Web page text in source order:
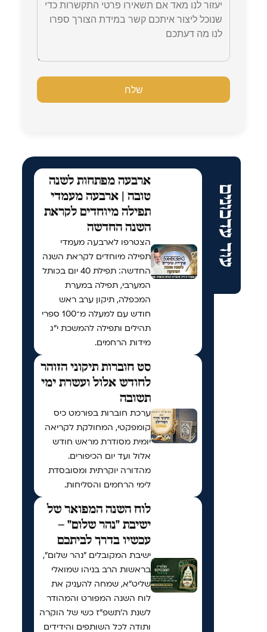
עוד עדכונים
ארבעה מפתחות לשנה
טובה | ארבעה מעמדי
תפילה מיוחדים לקראת
השנה החדשה
הצטרפו לארבעה מעמדי
תפילה מיוחדים לקראת השנה
החדשה: תפילת 40 יום בכותל
המערבי, תפילה במערת
המכפלה, תיקון ערב ראש
חודש עם למעלה מ־100 ספרי
תהילים ותפילה להמשכת י"ג
מידות הרחמים.
סט חוברות תיקוני הזוהר
לחודש אלול ועשרת ימי
תשובה
ערכת חוברות בפורמט כיס
קומפקטי, המחולקת לקריאה
יומית מסודרת מראש חודש
אלול ועד יום הכיפורים.
מהדורה יוקרתית ומסובסדת
לימי הרחמים והסליחות.
לוח השנה המפואר של
ישיבת "נהר שלום" –
עכשיו בדרך לביתכם
ישיבת המקובלים "נהר שלום",
בראשות הרב בניהו שמואלי
שליט"א, שמחה להעניק את
לוח השנה המפורט והמהודר
לשנת ה'תשפ"ז כשי של הוקרה
ותודה לכל השותפים והידידים